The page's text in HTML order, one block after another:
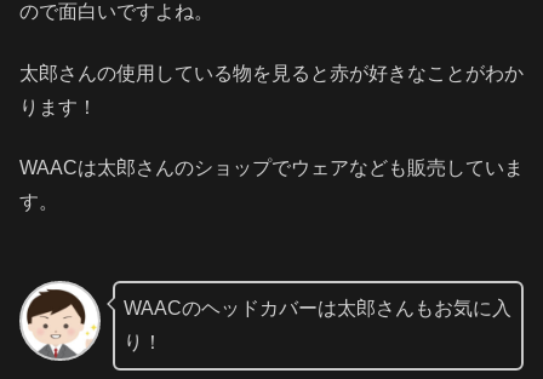
ので面白いですよね。
太郎さんの使用している物を見ると赤が好きなことがわか
ります！
WAACは太郎さんのショップでウェアなども販売していま
す。
WAACのヘッドカバーは太郎さんもお気に入
り！